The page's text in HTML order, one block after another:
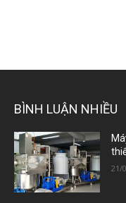
BÌNH LUẬN NHIỀU
21/